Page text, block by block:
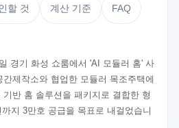
할 것 계산 기준 FAQ
경기 화성 쇼룸에서 'AI 모듈러 홈' 사
제작소와 협업한 모듈러 목조주택에
반 홈 솔루션을 패키지로 결합한 형
지 3만호 공급을 목표로 내걸었습니